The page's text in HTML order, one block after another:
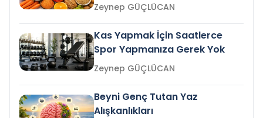
Zeynep GÜÇLÜCAN
Kas Yapmak İçin Saatlerce
Spor Yapmanıza Gerek Yok
Zeynep GÜÇLÜCAN
Beyni Genç Tutan Yaz
Alışkanlıkları